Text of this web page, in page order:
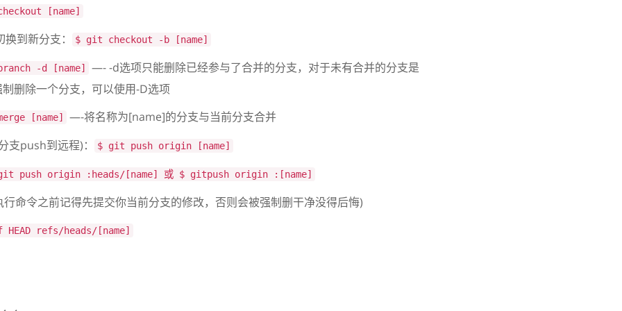
[name]
到新分支： $ git checkout -b [name]
-d [name]
—- -d选项只能删除已经参与了合并的分支，对于未有合并的分支是
删除一个分支，可以使用-D选项
[name]
—-将名称为[name]的分支与当前分支合并
push到远程)：
$ git push origin [name]
push origin :heads/[name] 或 $ gitpush origin :[name]
令之前记得先提交你当前分支的修改，否则会被强制删干净没得后悔)
refs/heads/[name]